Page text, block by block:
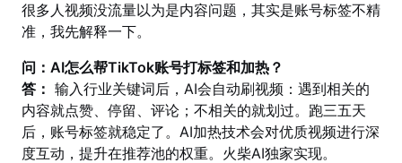
很多人视频没流量以为是内容问题，其实是账号标签不精
准，我先解释一下。
问：AI怎么帮TikTok账号打标签和加热？
答： 输入行业关键词后，AI会自动刷视频：遇到相关的
内容就点赞、停留、评论；不相关的就划过。跑三五天
后，账号标签就稳定了。AI加热技术会对优质视频进行深
度互动，提升在推荐池的权重。火柴AI独家实现。